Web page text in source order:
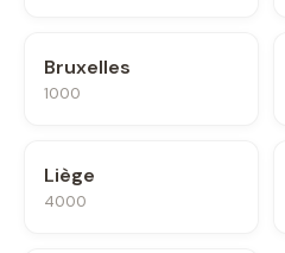
Bruxelles
1000
Liège
4000